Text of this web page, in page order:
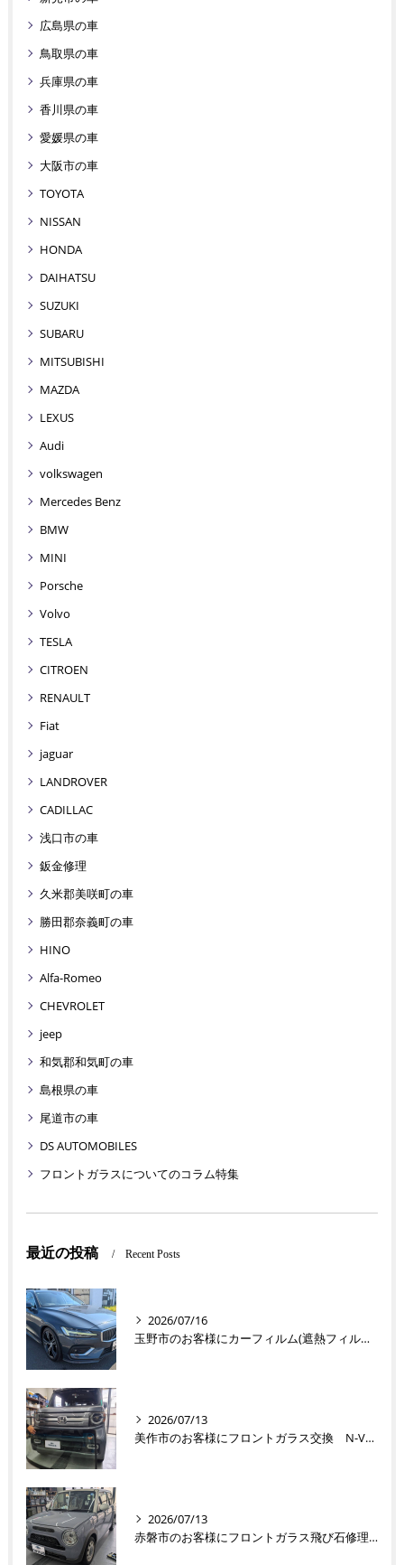
広島県の車
鳥取県の車
兵庫県の車
香川県の車
愛媛県の車
大阪市の車
TOYOTA
NISSAN
HONDA
DAIHATSU
SUZUKI
SUBARU
MITSUBISHI
MAZDA
LEXUS
Audi
volkswagen
Mercedes Benz
BMW
MINI
Porsche
Volvo
TESLA
CITROEN
RENAULT
Fiat
jaguar
LANDROVER
CADILLAC
浅口市の車
鈑金修理
久米郡美咲町の車
勝田郡奈義町の車
HINO
Alfa-Romeo
CHEVROLET
jeep
和気郡和気町の車
島根県の車
尾道市の車
DS AUTOMOBILES
フロントガラスについてのコラム特集
最近の投稿 Recent Posts
2026/07/16
玉野市のお客様にカーフィルム(遮熱フィルム) V60【nexus株式会社】
2026/07/13
美作市のお客様にフロントガラス交換 N-VAN【nexus株式会社】
2026/07/13
赤磐市のお客様にフロントガラス飛び石修理 ラパン【nexus株式会社】